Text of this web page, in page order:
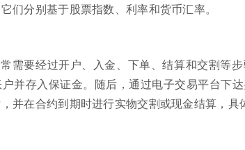
们分别基于股票指数、利率和货币汇率。
需要经过开户、入金、下单、结算和交割等
并存入保证金。随后，通过电子交易平台下
并在合约到期时进行实物交割或现金结算，具